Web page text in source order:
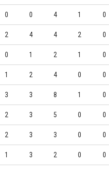
0 0 4 1 0
2 4 4 2 0
0 1 2 1 0
1 2 4 0 0
3 3 8 1 0
2 3 5 0 0
2 3 3 0 0
1 3 2 0 0